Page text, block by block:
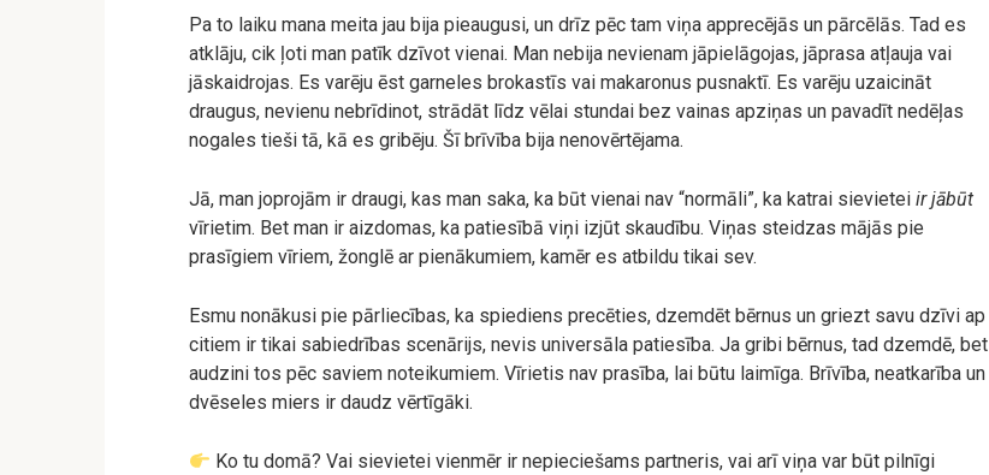
Pa to laiku mana meita jau bija pieaugusi, un drīz pēc tam viņa apprecējās un pārcēlās. Tad es
atklāju, cik ļoti man patīk dzīvot vienai. Man nebija nevienam jāpielāgojas, jāprasa atļauja vai
jāskaidrojas. Es varēju ēst garneles brokastīs vai makaronus pusnaktī. Es varēju uzaicināt
draugus, nevienu nebrīdinot, strādāt līdz vēlai stundai bez vainas apziņas un pavadīt nedēļas
nogales tieši tā, kā es gribēju. Šī brīvība bija nenovērtējama.
Jā, man joprojām ir draugi, kas man saka, ka būt vienai nav “normāli”, ka katrai sievietei ir jābūt
vīrietim. Bet man ir aizdomas, ka patiesībā viņi izjūt skaudību. Viņas steidzas mājās pie
prasīgiem vīriem, žonglē ar pienākumiem, kamēr es atbildu tikai sev.
Esmu nonākusi pie pārliecības, ka spiediens precēties, dzemdēt bērnus un griezt savu dzīvi ap
citiem ir tikai sabiedrības scenārijs, nevis universāla patiesība. Ja gribi bērnus, tad dzemdē, bet
audzini tos pēc saviem noteikumiem. Vīrietis nav prasība, lai būtu laimīga. Brīvība, neatkarība un
dvēseles miers ir daudz vērtīgāki.
Ko tu domā? Vai sievietei vienmēr ir nepieciešams partneris, vai arī viņa var būt pilnīgi